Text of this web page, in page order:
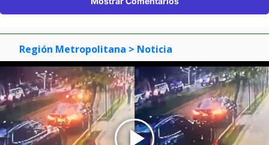
Región Metropolitana > Noticia